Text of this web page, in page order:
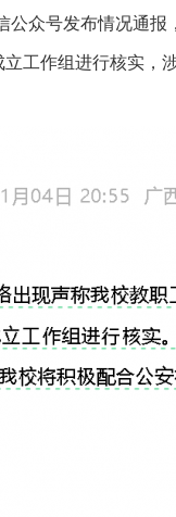
众号发布情况通报
作组进行核实，涉